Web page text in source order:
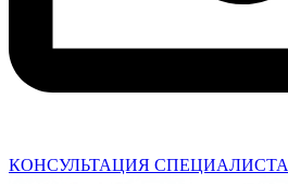
КОНСУЛЬТАЦИЯ СПЕЦИАЛИСТА